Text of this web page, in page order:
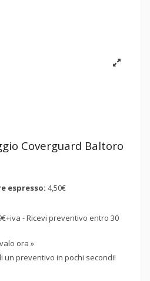
Coverguard Baltoro
espresso: 4,50€
- Ricevi preventivo entro 30
ora »
un preventivo in pochi secondi!